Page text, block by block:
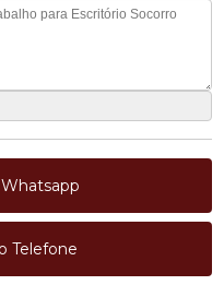
Telefone